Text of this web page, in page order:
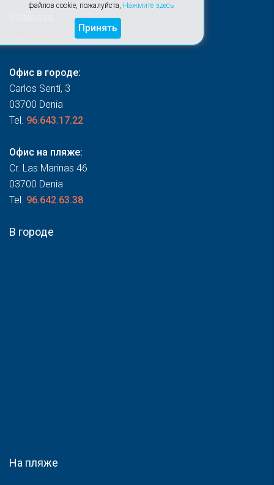
файлов cookie, пожалуйста, Нажмите здесь
Принять
info@vitalcasa.com
Офис в городе:
Carlos Sentí, 3
03700 Denia
Tel. 96.643.17.22
Офис на пляже:
Cr. Las Marinas 46
03700 Denia
Tel. 96.642.63.38
В городе
На пляже